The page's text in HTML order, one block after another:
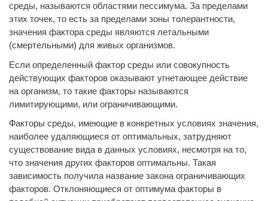
среды, называются областями пессимума. За пределами
этих точек, то есть за пределами зоны толерантности,
значения фактора среды являются летальными
(смертельными) для живых организмов.
Если определенный фактор среды или совокупность
действующих факторов оказывают угнетающее действие
на организм, то такие факторы называются
лимитирующими, или ограничивающими.
Факторы среды, имеющие в конкретных условиях значения,
наиболее удаляющиеся от оптимальных, затрудняют
существование вида в данных условиях, несмотря на то,
что значения других факторов оптимальны. Такая
зависимость получила название закона ограничивающих
факторов. Отклоняющиеся от оптимума факторы в